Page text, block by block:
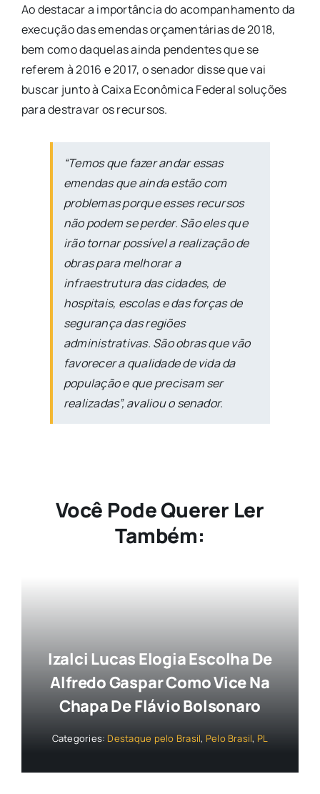
Ao destacar a importância do acompanhamento da
execução das emendas orçamentárias de 2018,
bem como daquelas ainda pendentes que se
referem à 2016 e 2017, o senador disse que vai
buscar junto à Caixa Econômica Federal soluções
para destravar os recursos.
“Temos que fazer andar essas
emendas que ainda estão com
problemas porque esses recursos
não podem se perder. São eles que
irão tornar possível a realização de
obras para melhorar a
infraestrutura das cidades, de
hospitais, escolas e das forças de
segurança das regiões
administrativas. São obras que vão
favorecer a qualidade de vida da
população e que precisam ser
realizadas”, avaliou o senador.
Você Pode Querer Ler
Também:
Izalci Lucas Elogia Escolha De
Alfredo Gaspar Como Vice Na
Chapa De Flávio Bolsonaro
Categories: Destaque pelo Brasil, Pelo Brasil, PL